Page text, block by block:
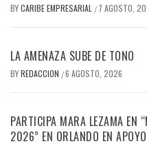
BYCARIBE EMPRESARIAL / 7 AGOSTO,
LA AMENAZA SUBE DE TONO
BYREDACCION /6 AGOSTO, 2026
PARTICIPA MARA LEZAMA EN
2026” EN ORLANDO EN